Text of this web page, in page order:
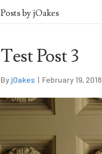
Posts by jOakes
Test Post 3
By jOakes | February 19, 2018